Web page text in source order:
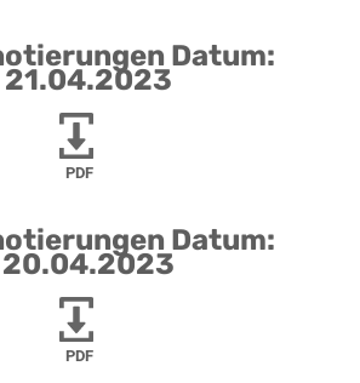
Datum:
21.04.2023
PDF
Datum:
20.04.2023
PDF